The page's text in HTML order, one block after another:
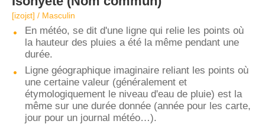
[izojɛt] / Masculin
En météo, se dit d'une ligne qui relie les points où
la hauteur des pluies a été la même pendant une
durée.
Ligne géographique imaginaire reliant les points où
une certaine valeur (généralement et
étymologiquement le niveau d'eau de pluie) est la
même sur une durée donnée (année pour les carte,
jour pour un journal météo…).